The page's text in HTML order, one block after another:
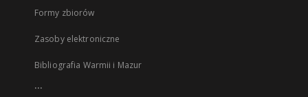
Formy zbiorów
Zasoby elektroniczne
Bibliografia Warmii i Mazur
...